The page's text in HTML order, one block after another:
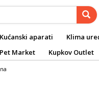
Kućanski aparati Klima
Pet Market Kupkov Outlet